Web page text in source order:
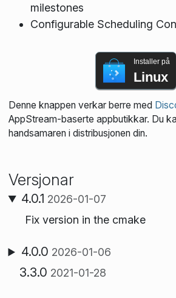
milestones
Configurable Scheduling
Installer på
Linux
Denne knappen verkar berre med
AppStream-baserte appbutikkar. Du
handsamaren i distribusjonen din.
Versjonar
4.0.1 2026-01-07
Fix version in the cmake
4.0.0 2026-01-06
3.3.0 2021-01-28